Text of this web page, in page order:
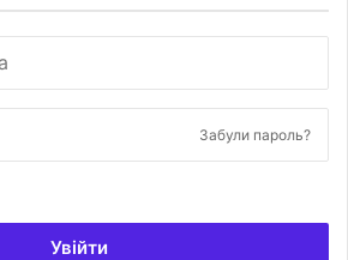
Забули пароль?
Увійти